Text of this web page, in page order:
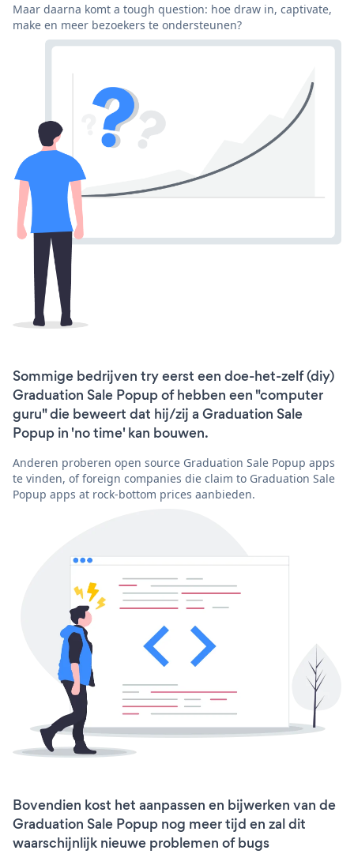
Maar daarna komt a tough question: hoe draw in, captivate,
make en meer bezoekers te ondersteunen?
Sommige bedrijven try eerst een doe-het-zelf (diy)
Graduation Sale Popup of hebben een "computer
guru" die beweert dat hij/zij a Graduation Sale
Popup in 'no time' kan bouwen.
Anderen proberen open source Graduation Sale Popup apps
te vinden, of foreign companies die claim to Graduation Sale
Popup apps at rock-bottom prices aanbieden.
Bovendien kost het aanpassen en bijwerken van de
Graduation Sale Popup nog meer tijd en zal dit
waarschijnlijk nieuwe problemen of bugs